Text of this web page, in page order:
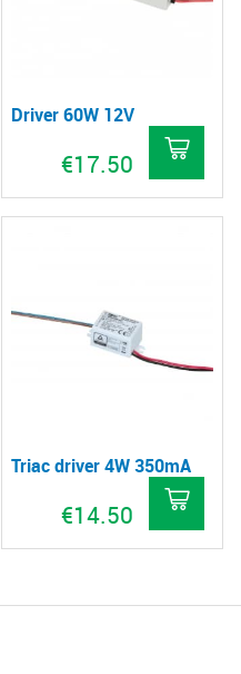
Driver 60W 12V
€17.50
Triac driver 4W 350mA
€14.50